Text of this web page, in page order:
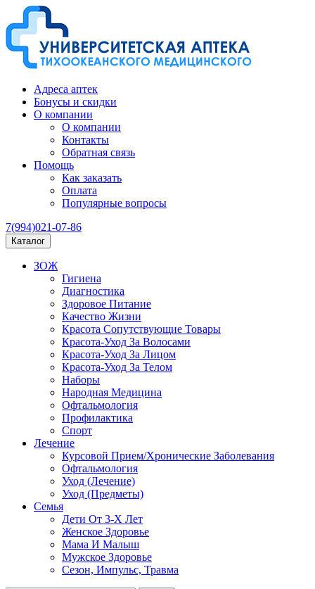
Адреса аптек
Бонусы и скидки
О компании
О компании
Контакты
Обратная связь
Помощь
Как заказать
Оплата
Популярные вопросы
7(994)021-07-86
Каталог
ЗОЖ
Гигиена
Диагностика
Здоровое Питание
Качество Жизни
Красота Сопутствующие Товары
Красота-Уход За Волосами
Красота-Уход За Лицом
Красота-Уход За Телом
Наборы
Народная Медицина
Офтальмология
Профилактика
Спорт
Лечение
Курсовой Прием/Хронические Заболевания
Офтальмология
Уход (Лечение)
Уход (Предметы)
Семья
Дети От 3-Х Лет
Женское Здоровье
Мама И Малыш
Мужское Здоровье
Сезон, Импульс, Травма